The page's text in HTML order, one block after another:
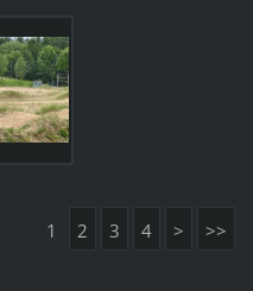
1 2 3 4 > >>